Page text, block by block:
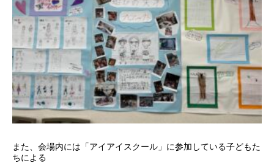
また、会場内には「アイアイスクール」に参加している子どもた
ちによる